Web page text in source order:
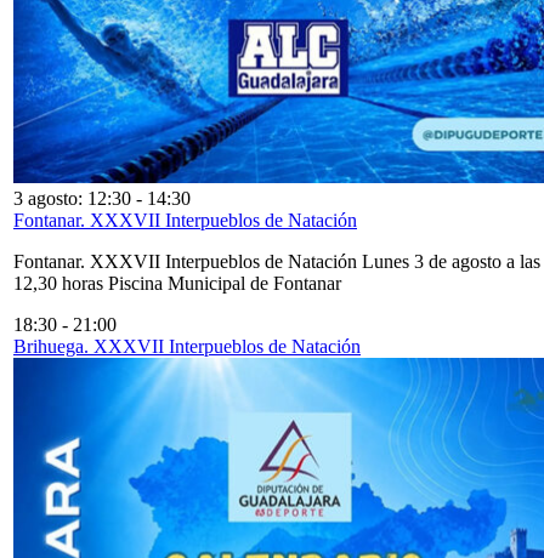
3 agosto: 12:30 - 14:30
Fontanar. XXXVII Interpueblos de Natación
Fontanar. XXXVII Interpueblos de Natación Lunes 3 de agosto a las
12,30 horas Piscina Municipal de Fontanar
18:30 - 21:00
Brihuega. XXXVII Interpueblos de Natación